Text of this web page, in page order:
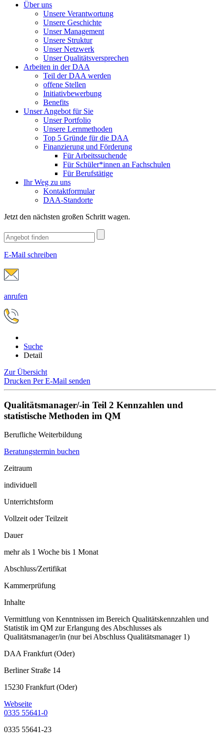
Über uns
Unsere Verantwortung
Unsere Geschichte
Unser Management
Unsere Struktur
Unser Netzwerk
Unser Qualitätsversprechen
Arbeiten in der DAA
Teil der DAA werden
offene Stellen
Initiativbewerbung
Benefits
Unser Angebot für Sie
Unser Portfolio
Unsere Lernmethoden
Top 5 Gründe für die DAA
Finanzierung und Förderung
Für Arbeitssuchende
Für Schüler*innen an Fachschulen
Für Berufstätige
Ihr Weg zu uns
Kontaktformular
DAA-Standorte
Jetzt den nächsten großen Schritt wagen.
E-Mail schreiben
anrufen
Suche
Detail
Zur Übersicht
Drucken Per E-Mail senden
Qualitätsmanager/-in Teil 2 Kennzahlen und
statistische Methoden im QM
Berufliche Weiterbildung
Beratungstermin buchen
Zeitraum
individuell
Unterrichtsform
Vollzeit oder Teilzeit
Dauer
mehr als 1 Woche bis 1 Monat
Abschluss/Zertifikat
Kammerprüfung
Inhalte
Vermittlung von Kenntnissen im Bereich Qualitätskennzahlen und
Statistik im QM zur Erlangung des Abschlusses als
Qualitätsmanager/in (nur bei Abschluss Qualitätsmanager 1)
DAA Frankfurt (Oder)
Berliner Straße 14
15230 Frankfurt (Oder)
Webseite
0335 55641-0
0335 55641-23